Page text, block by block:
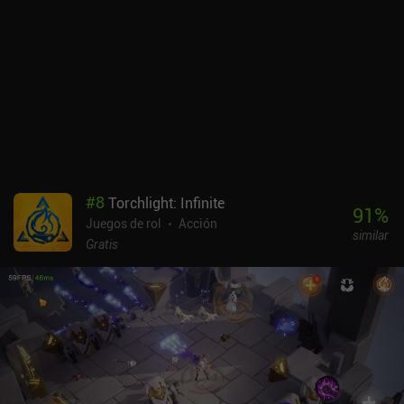
#8 Torchlight: Infinite
Juegos de rol
Acción
Gratis
91%
similar